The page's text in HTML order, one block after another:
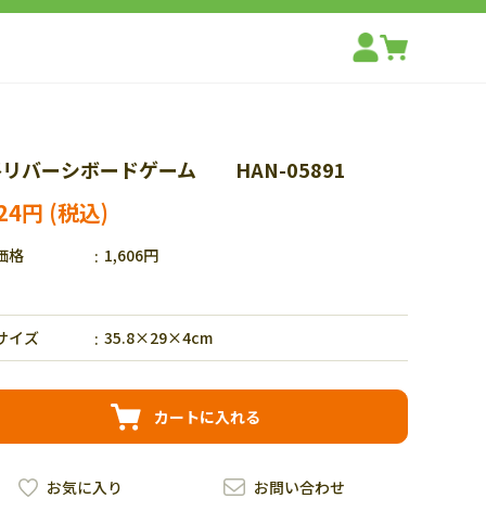
リバーシボードゲーム HAN-05891
円
格 1,606円
イズ 35.8×29×4cm
カートに入れる
お問い合わせ
お気に入り